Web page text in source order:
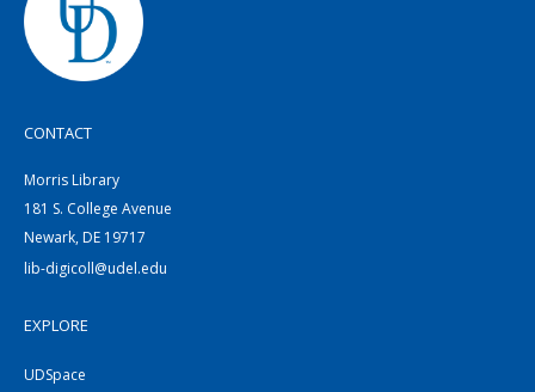
CONTACT
Morris Library
181 S. College Avenue
Newark, DE 19717
lib-digicoll@udel.edu
EXPLORE
UDSpace